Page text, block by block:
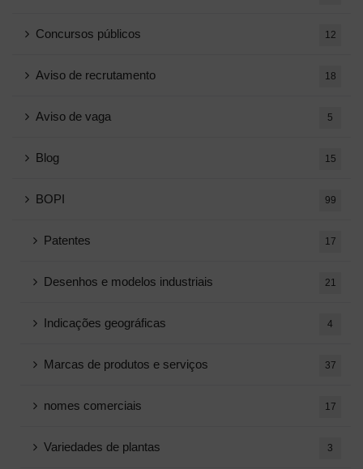
Concursos públicos 12
Aviso de recrutamento 18
Aviso de vaga 5
Blog 15
BOPI 99
Patentes 17
Desenhos e modelos industriais 21
Indicações geográficas 4
Marcas de produtos e serviços 37
nomes comerciais 17
Variedades de plantas 3